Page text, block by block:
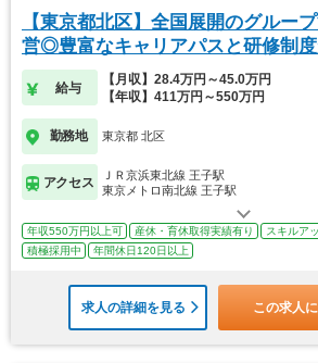
【東京都北区】全国展開のグルー
営◎豊富なキャリアパスと研修制度
給与
【月収】28.4万円～45.0万円
【年収】411万円～550万円
勤務地 東京都 北区
アクセス
ＪＲ京浜東北線 王子駅
東京メトロ南北線 王子駅
年収550万円以上可 産休・育休取得実績有り スキルア
積極採用中
年間休日120日以上
求人の詳細を見る この求人